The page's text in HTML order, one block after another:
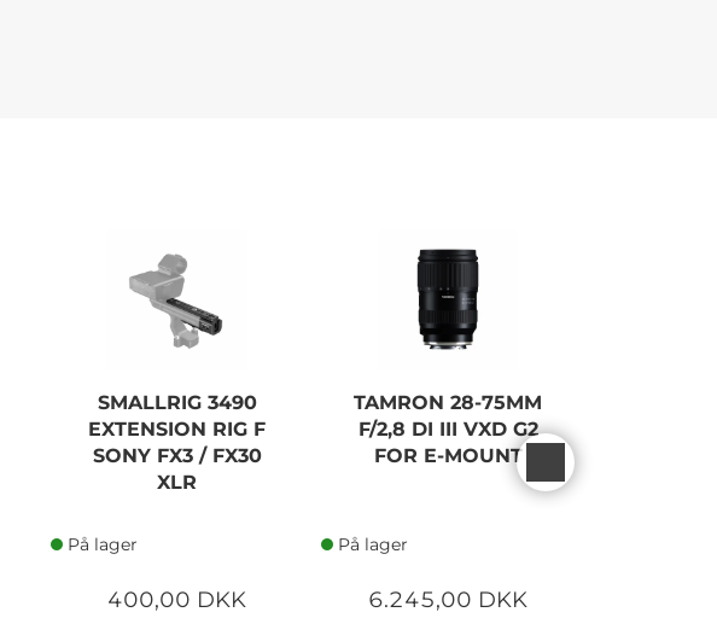
SMALLRIG 3490
EXTENSION RIG F
SONY FX3 / FX30
XLR
På lager
400,00 DKK
TAMRON 28-75MM
F/2,8 DI III VXD G2
FOR E-MOUNT
På lager
6.245,00 DKK